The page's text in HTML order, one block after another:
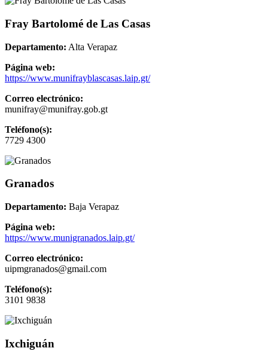
Fray Bartolomé de Las Casas
Departamento: Alta Verapaz
Página web:
https://www.munifrayblascasas.laip.gt/
Correo electrónico:
munifray@munifray.gob.gt
Teléfono(s):
7729 4300
Granados
Departamento: Baja Verapaz
Página web:
https://www.munigranados.laip.gt/
Correo electrónico:
uipmgranados@gmail.com
Teléfono(s):
3101 9838
Ixchiguán